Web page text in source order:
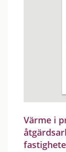
Värme i